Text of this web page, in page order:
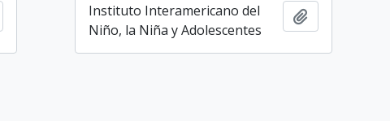
Añadir al portapapelesInstituto Interamericano del
Niño, la Niña y Adolescentes